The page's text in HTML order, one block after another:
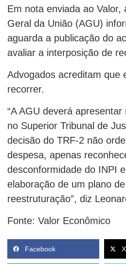
Em nota enviada ao Valor,
Geral da União (AGU)
aguarda a publicação do
avaliar a interposição de
Advogados acreditam que
recorrer.
“A AGU deverá apresentar
no Superior Tribunal de
decisão do TRF-2 não
despesa, apenas
desconformidade do INPI
elaboração de um plano de
reestruturação”, diz
Fonte: Valor Econômico
Facebook X